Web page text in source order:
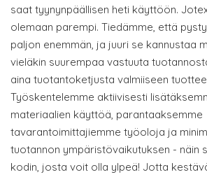
saat tyynynpäällisen heti käyttöön.
olemaan parempi. Tiedämme, että
paljon enemmän, ja juuri se kannustaa
vieläkin suurempaa vastuuta
aina tuotantoketjusta valmiiseen
Työskentelemme aktiivisesti
materiaalien käyttöä, parantaaksemme
tavarantoimittajiemme työoloja ja
tuotannon ympäristövaikutuksen - näin
kodin, josta voit olla ylpeä! Jotta